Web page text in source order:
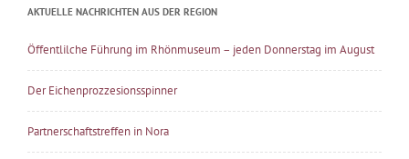
AKTUELLE NACHRICHTEN AUS DER REGION
Öffentlilche Führung im Rhönmuseum – jeden Donnerstag im August
Der Eichenprozzesionsspinner
Partnerschaftstreffen in Nora